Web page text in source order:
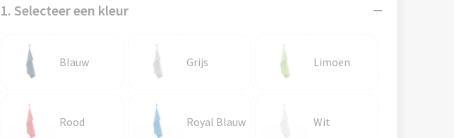
1. Selecteer een kleur
Blauw Grijs Limoen
Rood Royal Blauw Wit